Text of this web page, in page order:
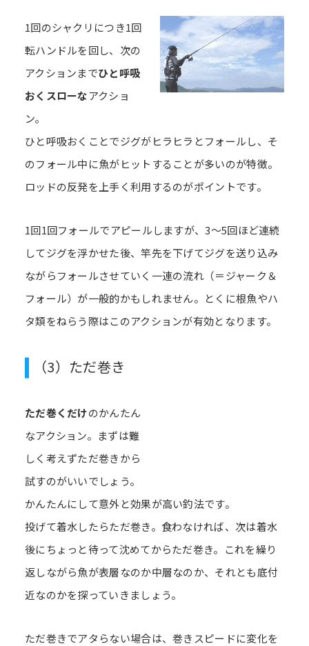
1回のシャクリにつき1回
転ハンドルを回し、次の
アクションまでひと呼吸
おくスローなアクショ
ン。
ひと呼吸おくことでジグがヒラヒラとフォールし、そ
のフォール中に魚がヒットすることが多いのが特徴。
ロッドの反発を上手く利用するのがポイントです。
1回1回フォールでアピールしますが、3～5回ほど連続
してジグを浮かせた後、竿先を下げてジグを送り込み
ながらフォールさせていく一連の流れ（＝ジャーク＆
フォール）が一般的かもしれません。とくに根魚やハ
タ類をねらう際はこのアクションが有効となります。
（3）ただ巻き
ただ巻くだけのかんたん
なアクション。まずは難
しく考えずただ巻きから
試すのがいいでしょう。
かんたんにして意外と効果が高い釣法です。
投げて着水したらただ巻き。食わなければ、次は着水
後にちょっと待って沈めてからただ巻き。これを繰り
返しながら魚が表層なのか中層なのか、それとも底付
近なのかを探っていきましょう。
ただ巻きでアタらない場合は、巻きスピードに変化を